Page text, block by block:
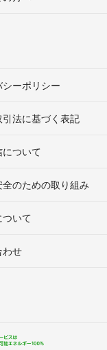
ーポリシー
法に基づく表記
ついて
のための取り組み
いて
わせ